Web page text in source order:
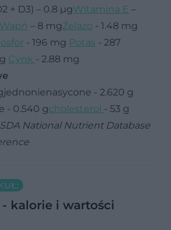
+ D3) – 0.8 µgWitamina E –
Wapń – 8 mgŻelazo - 1.48 mg
- 196 mg Potas - 287
Cynk - 2.88 mg
- 2.620 g
- 0.540 gcholesterol - 53 g
National Nutrient Database
- kalorie i wartości